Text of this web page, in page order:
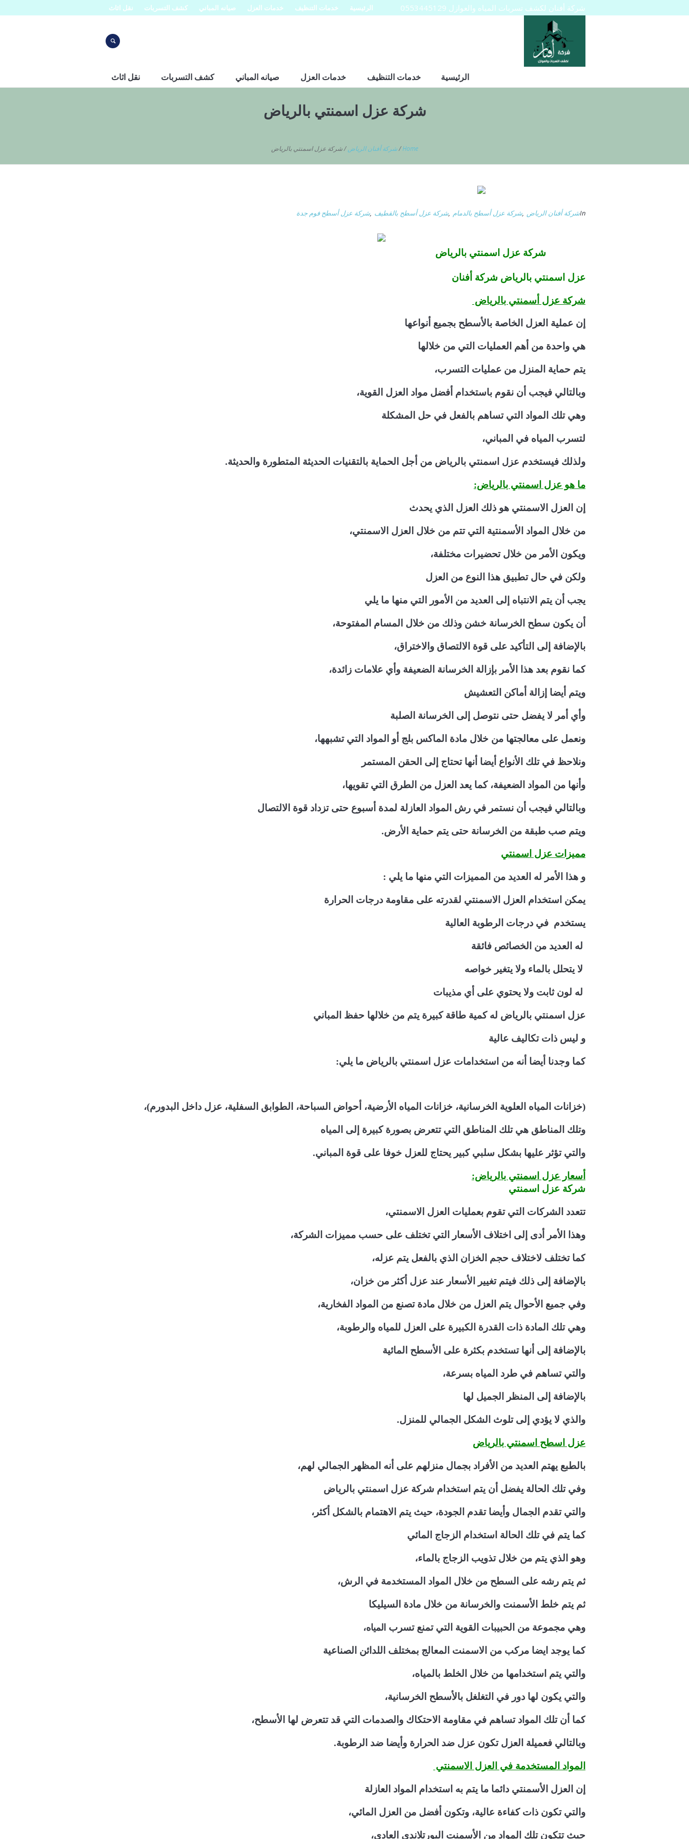
الرئيسية خدمات التنظيف خدمات العزل صيانه المباني كشف التسربات نقل اثاث شركة أفنان لكشف تسربات المياه والعوازل 0553445129
الرئيسية خدمات التنظيف خدمات العزل صيانه المباني كشف التسربات نقل اثاث
شركة عزل اسمنتي بالرياض
Home
/شركة أفنان الرياض /شركة عزل اسمنتي بالرياض
Inشركة أفنان الرياض ,شركة عزل أسطح بالدمام ,شركة عزل أسطح بالقطيف ,شركة عزل أسطح فوم جدة
شركة عزل اسمنتي بالرياض
عزل اسمنتي بالرياض شركة أفنان
شركة عزل أسمنتي بالرياض
إن عملية العزل الخاصة بالأسطح بجميع أنواعها
هي واحدة من أهم العمليات التي من خلالها
يتم حماية المنزل من عمليات التسرب،
وبالتالي فيجب أن نقوم باستخدام أفضل مواد العزل القوية،
وهي تلك المواد التي تساهم بالفعل في حل المشكلة
لتسرب المياه في المباني،
ولذلك فيستخدم عزل اسمنتي بالرياض من أجل الحماية بالتقنيات الحديثة المتطورة والحديثة.
ما هو عزل اسمنتي بالرياض:
إن العزل الاسمنتي هو ذلك العزل الذي يحدث
من خلال المواد الأسمنتية التي تتم من خلال العزل الاسمنتي،
ويكون الأمر من خلال تحضيرات مختلفة،
ولكن في حال تطبيق هذا النوع من العزل
يجب أن يتم الانتباه إلى العديد من الأمور التي منها ما يلي
أن يكون سطح الخرسانة خشن وذلك من خلال المسام المفتوحة،
بالإضافة إلى التأكيد على قوة الالتصاق والاختراق،
كما نقوم بعد هذا الأمر بإزالة الخرسانة الضعيفة وأي علامات زائدة،
ويتم أيضا إزالة أماكن التعشيش
وأي أمر لا يفضل حتى نتوصل إلى الخرسانة الصلبة
ونعمل على معالجتها من خلال مادة الماكس بلج أو المواد التي تشبهها،
ونلاحظ في تلك الأنواع أيضا أنها تحتاج إلى الحقن المستمر
وأنها من المواد الضعيفة، كما يعد العزل من الطرق التي تقويها،
وبالتالي فيجب أن نستمر في رش المواد العازلة لمدة أسبوع حتى تزداد قوة الالتصال
ويتم صب طبقة من الخرسانة حتى يتم حماية الأرض.
مميزات عزل اسمنتي
و هذا الأمر له العديد من المميزات التي منها ما يلي :
يمكن استخدام العزل الاسمنتي لقدرته على مقاومة درجات الحرارة
يستخدم في درجات الرطوبة العالية
له العديد من الخصائص فائقة
لا يتحلل بالماء ولا يتغير خواصه
له لون ثابت ولا يحتوي على أي مذيبات
عزل اسمنتي بالرياض له كمية طاقة كبيرة يتم من خلالها حفظ المباني
و ليس ذات تكاليف عالية
كما وجدنا أيضا أنه من استخدامات عزل اسمنتي بالرياض ما يلي:
(خزانات المياه العلوية الخرسانية، خزانات المياه الأرضية، أحواض السباحة، الطوابق السفلية، عزل داخل البدورم)،
وتلك المناطق هي تلك المناطق التي تتعرض بصورة كبيرة إلى المياه
والتي تؤثر عليها بشكل سلبي كبير يحتاج للعزل خوفا على قوة المباني.
أسعار عزل اسمنتي بالرياض:
شركة عزل اسمنتي
تتعدد الشركات التي تقوم بعمليات العزل الاسمنتي،
وهذا الأمر أدى إلى اختلاف الأسعار التي تختلف على حسب مميزات الشركة،
كما تختلف لاختلاف حجم الخزان الذي بالفعل يتم عزله،
بالإضافة إلى ذلك فيتم تغيير الأسعار عند عزل أكثر من خزان،
وفي جميع الأحوال يتم العزل من خلال مادة تصنع من المواد الفخارية،
وهي تلك المادة ذات القدرة الكبيرة على العزل للمياه والرطوبة،
بالإضافة إلى أنها تستخدم بكثرة على الأسطح المائية
والتي تساهم في طرد المياه بسرعة،
بالإضافة إلى المنظر الجميل لها
والذي لا يؤدي إلى تلوث الشكل الجمالي للمنزل.
عزل اسطح اسمنتي بالرياض
بالطبع يهتم العديد من الأفراد بجمال منزلهم على أنه المظهر الجمالي لهم،
وفي تلك الحالة يفضل أن يتم استخدام شركة عزل اسمنتي بالرياض
والتي تقدم الجمال وأيضا تقدم الجودة، حيث يتم الاهتمام بالشكل أكثر،
كما يتم في تلك الحالة استخدام الزجاج المائي
وهو الذي يتم من خلال تذويب الزجاج بالماء،
ثم يتم رشه على السطح من خلال المواد المستخدمة في الرش،
ثم يتم خلط الأسمنت والخرسانة من خلال مادة السيليكا
وهي مجموعة من الحبيبات القوية التي تمنع تسرب المياه،
كما يوجد ايضا مركب من الاسمنت المعالج بمختلف اللدائن الصناعية
والتي يتم استخدامها من خلال الخلط بالمياه،
والتي يكون لها دور في التغلغل بالأسطح الخرسانية،
كما أن تلك المواد تساهم في مقاومة الاحتكاك والصدمات التي قد تتعرض لها الأسطح،
وبالتالي فعميلة العزل تكون عزل ضد الحرارة وأيضا ضد الرطوبة.
المواد المستخدمة في العزل الاسمنتي
إن العزل الأسمنتي دائما ما يتم به استخدام المواد العازلة
والتي تكون ذات كفاءة عالية، وتكون أفضل من العزل المائي،
حيث تتكون تلك المواد من الأسمنت البورتلاندي العادي،